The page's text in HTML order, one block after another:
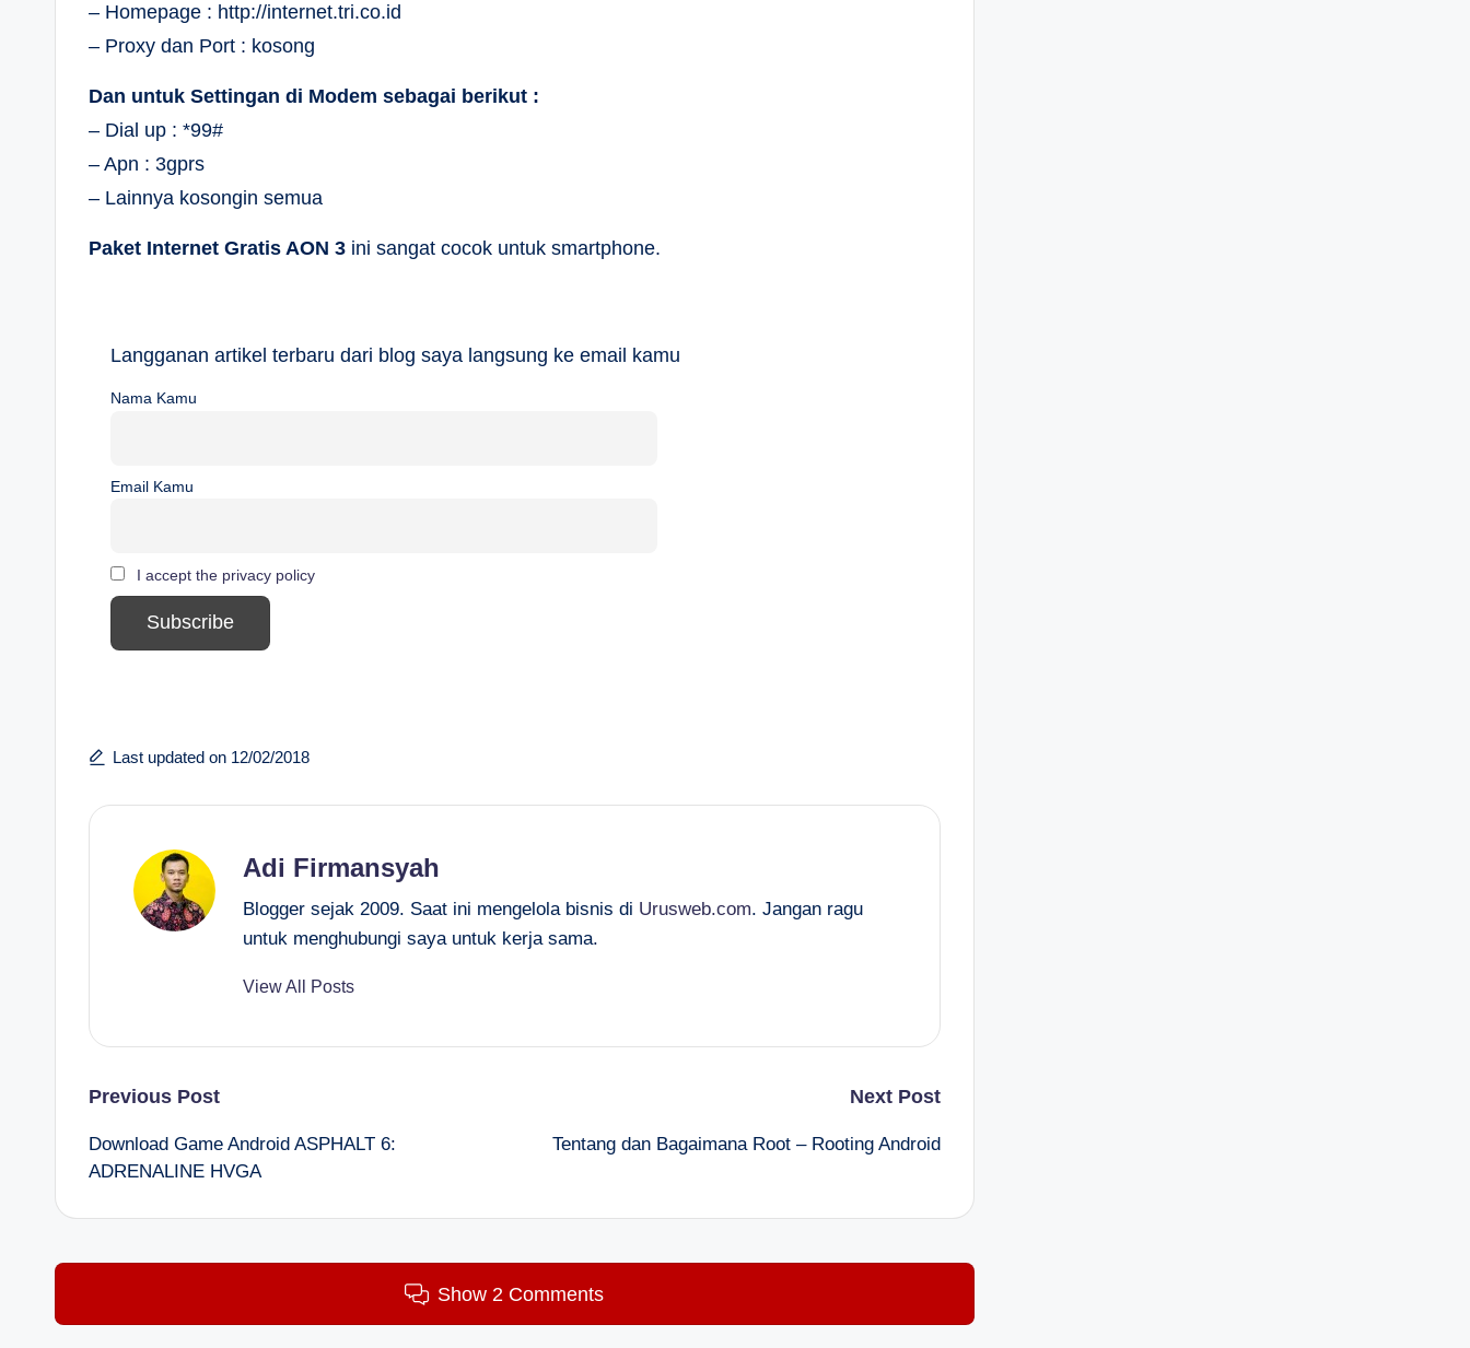
– Homepage : http://internet.tri.co.id
– Proxy dan Port : kosong
Dan untuk Settingan di Modem sebagai berikut :
– Dial up : *99#
– Apn : 3gprs
– Lainnya kosongin semua
Paket Internet Gratis AON 3 ini sangat cocok untuk smartphone.
Langganan artikel terbaru dari blog saya langsung ke email kamu
Nama Kamu
Email Kamu
I accept the privacy policy
Last updated on 12/02/2018
Adi Firmansyah
Blogger sejak 2009. Saat ini mengelola bisnis di Urusweb.com. Jangan ragu
untuk menghubungi saya untuk kerja sama.
View All Posts
Post
navigation
Previous Post
Download Game Android ASPHALT 6:
ADRENALINE HVGA
Next Post
Tentang dan Bagaimana Root – Rooting Android
Show 2 Comments